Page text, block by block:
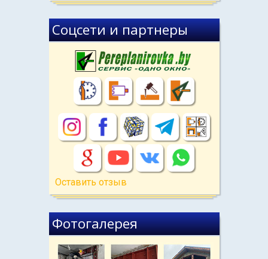
Соцсети и партнеры
Оставить отзыв
Фотогалерея